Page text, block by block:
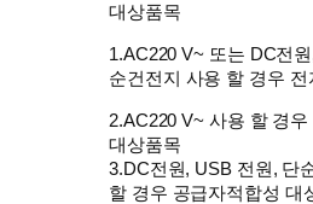
대상품목
1.AC220 V~ 또는 DC전
순건전지 사용 할 경우
2.AC220 V~ 사용 할 경
대상품목
3.DC전원, USB 전원, 단
할 경우 공급자적합성 대